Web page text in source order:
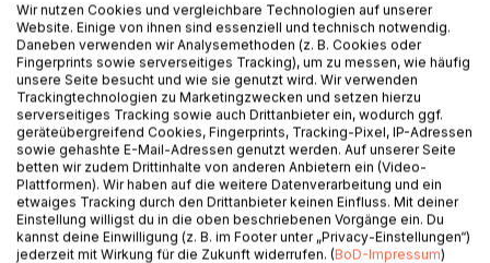
BESCHREIBUNG
Hannah, Archivarin in Kehl, will mit einem dunklen Kapitel
ihrer Familiengeschichte abschließen: der tief verwurzelten
Abneigung gegen das Elsass. Heimlich entwendet sie
historische Dokumente, um daraus einen Roman zu
schreiben. Doch ihre Nachbarin Magdalena warnt sie und
Wir nutzen Cookies und vergleichbare Technologien auf unserer
Website. Einige von ihnen sind essenziell und technisch notwendig.
Daneben verwenden wir Analysemethoden (z. B. Cookies oder
Fingerprints sowie serverseitiges Tracking), um zu messen, wie häufig
unsere Seite besucht und wie sie genutzt wird. Wir verwenden
Trackingtechnologien zu Marketingzwecken und setzen hierzu
serverseitiges Tracking sowie auch Drittanbieter ein, wodurch ggf.
geräteübergreifend Cookies, Fingerprints, Tracking-Pixel, IP-Adressen
sowie gehashte E-Mail-Adressen genutzt werden. Auf unserer Seite
betten wir zudem Drittinhalte von anderen Anbietern ein (Video-
Plattformen). Wir haben auf die weitere Datenverarbeitung und ein
etwaiges Tracking durch den Drittanbieter keinen Einfluss. Mit deiner
Einstellung willigst du in die oben beschriebenen Vorgänge ein. Du
kannst deine Einwilligung (z. B. im Footer unter „Privacy-Einstellungen“)
jederzeit mit Wirkung für die Zukunft widerrufen. (BoD-Impressum)